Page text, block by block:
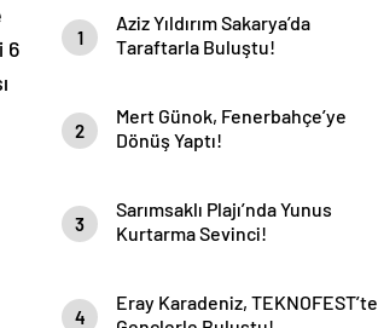
6
1
Aziz Yıldırım Sakarya’da
Taraftarla Buluştu!
2
Mert Günok, Fenerbahçe’ye
Dönüş Yaptı!
3
Sarımsaklı Plajı’nda Yunus
Kurtarma Sevinci!
4
Eray Karadeniz, TEKNOFEST’te